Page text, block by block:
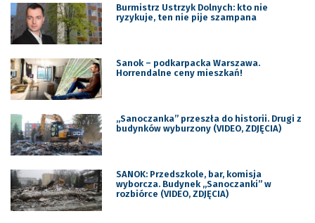
Burmistrz Ustrzyk Dolnych: kto nie
ryzykuje, ten nie pije szampana
Sanok – podkarpacka Warszawa.
Horrendalne ceny mieszkań!
„Sanoczanka” przeszła do historii. Drugi z
budynków wyburzony (VIDEO, ZDJĘCIA)
SANOK: Przedszkole, bar, komisja
wyborcza. Budynek „Sanoczanki” w
rozbiórce (VIDEO, ZDJĘCIA)